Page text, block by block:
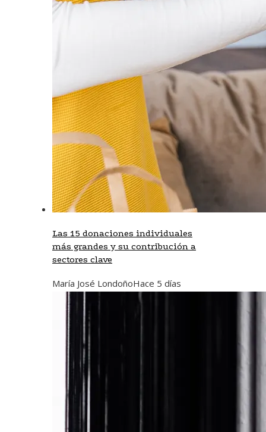
Las 15 donaciones individuales
más grandes y su contribución a
sectores clave
María José LondoñoHace 5 días